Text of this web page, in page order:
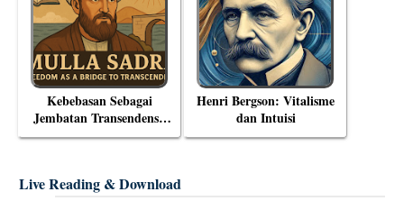
Kebebasan Sebagai
Jembatan Transendensi:
Menyelami Filsafat
Henri Bergson: Vitalisme
dan Intuisi
Live Reading & Download